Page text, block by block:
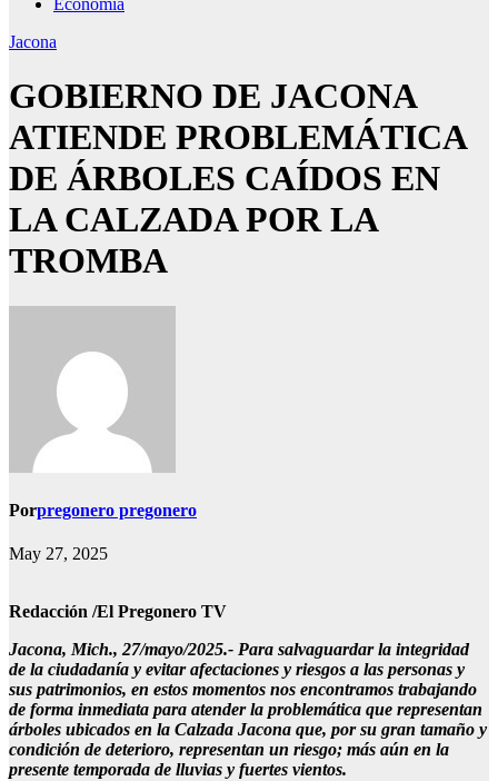
Economía
Jacona
GOBIERNO DE JACONA
ATIENDE PROBLEMÁTICA
DE ÁRBOLES CAÍDOS EN
LA CALZADA POR LA
TROMBA
Porpregonero pregonero
May 27, 2025
Redacción /El Pregonero TV
Jacona, Mich., 27/mayo/2025.- Para salvaguardar la integridad
de la ciudadanía y evitar afectaciones y riesgos a las personas y
sus patrimonios, en estos momentos nos encontramos trabajando
de forma inmediata para atender la problemática que representan
árboles ubicados en la Calzada Jacona que, por su gran tamaño y
condición de deterioro, representan un riesgo; más aún en la
presente temporada de lluvias y fuertes vientos.